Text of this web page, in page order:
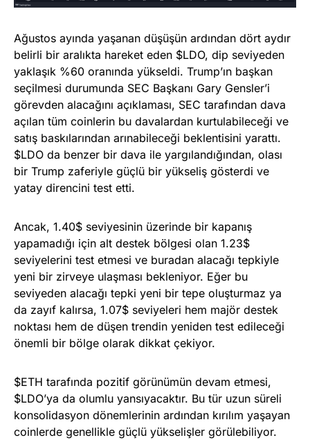
Ağustos ayında yaşanan düşüşün ardından dört aydır
belirli bir aralıkta hareket eden $LDO, dip seviyeden
yaklaşık %60 oranında yükseldi. Trump’ın başkan
seçilmesi durumunda SEC Başkanı Gary Gensler’i
görevden alacağını açıklaması, SEC tarafından dava
açılan tüm coinlerin bu davalardan kurtulabileceği ve
satış baskılarından arınabileceği beklentisini yarattı.
$LDO da benzer bir dava ile yargılandığından, olası
bir Trump zaferiyle güçlü bir yükseliş gösterdi ve
yatay direncini test etti.
Ancak, 1.40$ seviyesinin üzerinde bir kapanış
yapamadığı için alt destek bölgesi olan 1.23$
seviyelerini test etmesi ve buradan alacağı tepkiyle
yeni bir zirveye ulaşması bekleniyor. Eğer bu
seviyeden alacağı tepki yeni bir tepe oluşturmaz ya
da zayıf kalırsa, 1.07$ seviyeleri hem majör destek
noktası hem de düşen trendin yeniden test edileceği
önemli bir bölge olarak dikkat çekiyor.
$ETH tarafında pozitif görünümün devam etmesi,
$LDO’ya da olumlu yansıyacaktır. Bu tür uzun süreli
konsolidasyon dönemlerinin ardından kırılım yaşayan
coinlerde genellikle güçlü yükselişler görülebiliyor.